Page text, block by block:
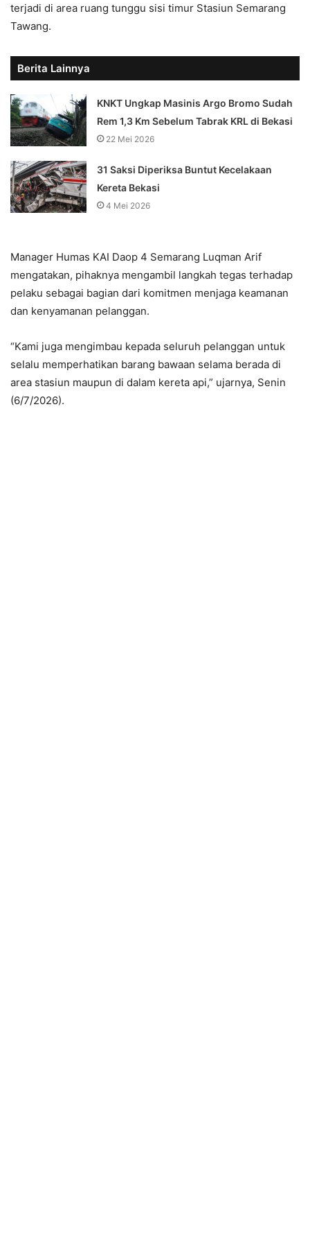
terjadi di area ruang tunggu sisi timur Stasiun Semarang
Tawang.
Berita Lainnya
KNKT Ungkap Masinis Argo Bromo Sudah
Rem 1,3 Km Sebelum Tabrak KRL di Bekasi
22 Mei 2026
31 Saksi Diperiksa Buntut Kecelakaan
Kereta Bekasi
4 Mei 2026
Manager Humas KAI Daop 4 Semarang Luqman Arif
mengatakan, pihaknya mengambil langkah tegas terhadap
pelaku sebagai bagian dari komitmen menjaga keamanan
dan kenyamanan pelanggan.
“Kami juga mengimbau kepada seluruh pelanggan untuk
selalu memperhatikan barang bawaan selama berada di
area stasiun maupun di dalam kereta api,” ujarnya, Senin
(6/7/2026).